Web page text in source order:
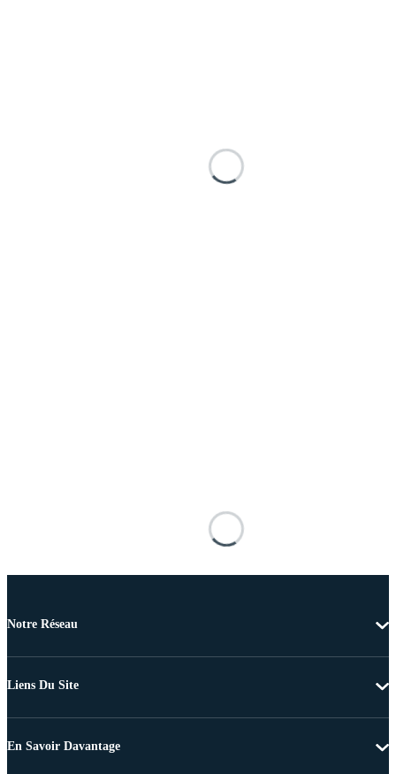
Notre Réseau
Liens Du Site
En Savoir Davantage